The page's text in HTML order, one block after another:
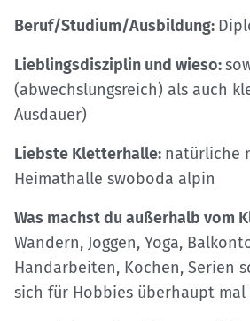
Beruf/Studium/Ausbildung:
Lieblingsdisziplin und wieso:
(abwechslungsreich) als auch
Ausdauer)
Liebste Kletterhalle: natürliche
Heimathalle swoboda alpin
Was machst du außerhalb vom
Wandern, Joggen, Yoga,
Handarbeiten, Kochen, Serien
sich für Hobbies überhaupt